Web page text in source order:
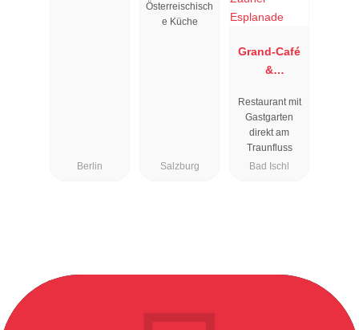
Berlin
Österreischisch
e Küche
Salzburg
Grand-Café
&
Zauner
Esplanade
Restaurant mit
Gastgarten
direkt am
Traunfluss
Bad Ischl